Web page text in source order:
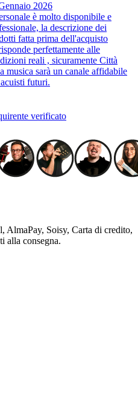
2026
è molto disponibile e
la descrizione dei
fatta prima dell'acquisto
perfettamente alle
reali , sicuramente Città
musica sarà un canale affidabile
futuri.
verificato
AlmaPay, Soisy, Carta di credito,
alla consegna.